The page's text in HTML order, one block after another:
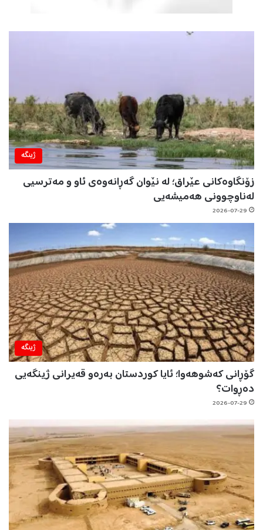
ژینگه‌
زۆنگاوەکانی عێراق؛ لە نێوان گەڕانەوەی ئاو و مەترسیی
لەناوچوونی هەمیشەیی
2026-07-29
ژینگه‌
گۆڕانی کەشوهەوا؛ ئایا کوردستان بەرەو قەیرانی ژینگەیی
دەڕوات؟
2026-07-29